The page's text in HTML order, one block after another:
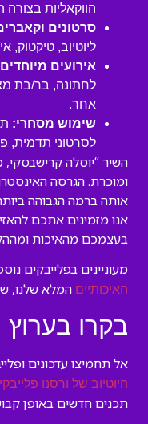
הווקאליות בצורה
סרטונים
ליוטיוב,
אירועים
לחתונה, בר/בת
אחר.
שימוש מסחרי:
לסרטוני תדמית,
השיר “יוסלה קרישבסקי,
ומוכרת. הגרסה
אותה ברמה הגבוהה
אנו מזמינים אתכם
בעצמכם מהאיכות
מעוניינים בפלייבקים
האיכותיים המלא שלנו,
בקרו בערוץ
אל תחמיצו עדכונים
היוטיוב של ורסנו
תכנים חדשים באופן